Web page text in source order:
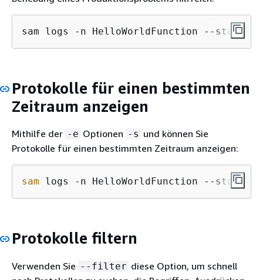
sam logs -n HelloWorldFunction --stack-
Protokolle für einen bestimmten
Zeitraum anzeigen
Mithilfe der -e Optionen -s und können Sie
Protokolle für einen bestimmten Zeitraum anzeigen:
sam logs -n HelloWorldFunction --stack-
Protokolle filtern
Verwenden Sie --filter diese Option, um schnell